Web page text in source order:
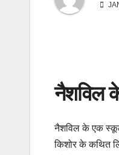
नैशविल
नैशविल के एक स्कूल
किशोर के कथित